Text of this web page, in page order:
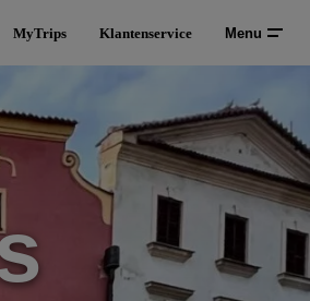
MyTrips Klantenservice Menu